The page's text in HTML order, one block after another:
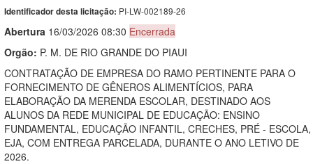
Identificador desta licitação: PI-LW-002189-26
Abertura 16/03/2026 08:30 Encerrada
Orgão: P. M. DE RIO GRANDE DO PIAUI
CONTRATAÇÃO DE EMPRESA DO RAMO PERTINENTE PARA O
FORNECIMENTO DE GÊNEROS ALIMENTÍCIOS, PARA
ELABORAÇÃO DA MERENDA ESCOLAR, DESTINADO AOS
ALUNOS DA REDE MUNICIPAL DE EDUCAÇÃO: ENSINO
FUNDAMENTAL, EDUCAÇÃO INFANTIL, CRECHES, PRÉ - ESCOLA,
EJA, COM ENTREGA PARCELADA, DURANTE O ANO LETIVO DE
2026.